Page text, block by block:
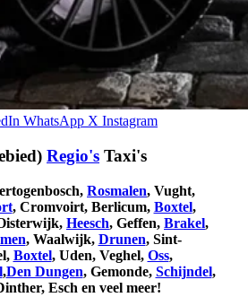
WhatsApp X Instagram
Regio's Taxi's
Rosmalen, Vught,
, Cromvoirt, Berlicum, Boxtel,
Heesch, Geffen, Brakel,
, Waalwijk, Drunen, Sint-
Boxtel, Uden, Veghel, Oss,
,Den Dungen, Gemonde, Schijndel,
Esch en veel meer!